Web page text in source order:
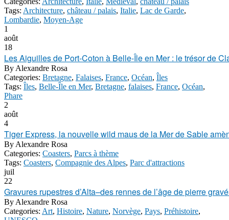
Tags: Architecture, château / palais, Italie, Lac de Garde,
Lombardie, Moyen-Age
1
août
18
Les Aiguilles de Port-Coton à Belle-Île en Mer : le trésor de
By Alexandre Rosa
Categories: Bretagne, Falaises, France, Océan, Îles
Tags: Îles, Belle-Île en Mer, Bretagne, falaises, France, Océan,
Phare
2
août
4
Tiger Express, la nouvelle wild maus de la Mer de Sable
By Alexandre Rosa
Categories: Coasters, Parcs à thème
Tags: Coasters, Compagnie des Alpes, Parc d'attractions
juil
22
Gravures rupestres d’Alta–des rennes de l’âge de pierre
By Alexandre Rosa
Categories: Art, Histoire, Nature, Norvège, Pays, Préhistoire,